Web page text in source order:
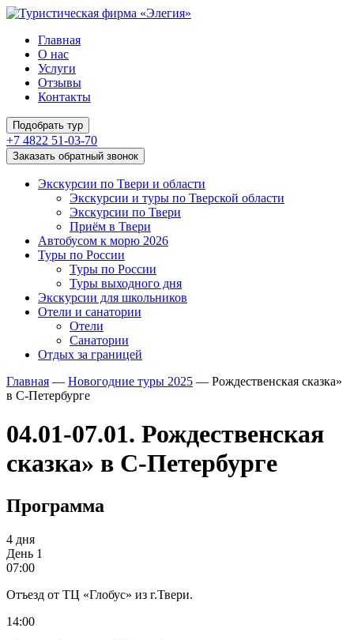
Главная
О нас
Услуги
Отзывы
Контакты
Подобрать тур
+7 4822 51-03-70
Заказать обратный звонок
Экскурсии по Твери и области
Экскурсии и туры по Тверской области
Экскурсии по Твери
Приём в Твери
Автобусом к морю 2026
Туры по России
Туры по России
Туры выходного дня
Экскурсии для школьников
Отели и санатории
Отели
Санатории
Отдых за границей
Главная — Новогодние туры 2025 — Рождественская сказка»
в С-Петербурге
04.01-07.01. Рождественская
сказка» в С-Петербурге
Программа
4 дня
День 1
07:00
Отъезд от ТЦ «Глобус» из г.Твери.
14:00